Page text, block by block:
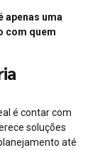
apenas uma
com quem
é contar com
soluções
até